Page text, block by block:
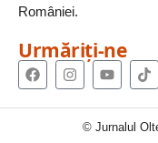
României.
Urmăriți-ne
© Jurnalul